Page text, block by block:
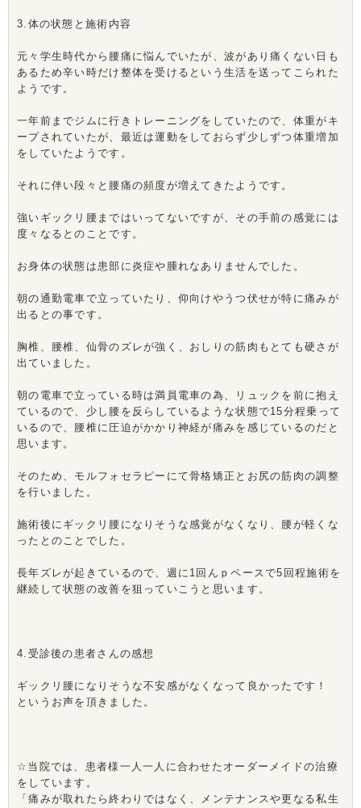
3.体の状態と施術内容
元々学生時代から腰痛に悩んでいたが、波があり痛くない日も
あるため辛い時だけ整体を受けるという生活を送ってこられた
ようです。
一年前までジムに行きトレーニングをしていたので、体重がキ
ープされていたが、最近は運動をしておらず少しずつ体重増加
をしていたようです。
それに伴い段々と腰痛の頻度が増えてきたようです。
強いギックリ腰まではいってないですが、その手前の感覚には
度々なるとのことです。
お身体の状態は患部に炎症や腫れなありませんでした。
朝の通勤電車で立っていたり、仰向けやうつ伏せが特に痛みが
出るとの事です。
胸椎、腰椎、仙骨のズレが強く、おしりの筋肉もとても硬さが
出ていました。
朝の電車で立っている時は満員電車の為、リュックを前に抱え
ているので、少し腰を反らしているような状態で15分程乗って
いるので、腰椎に圧迫がかかり神経が痛みを感じているのだと
思います。
そのため、モルフォセラピーにて骨格矯正とお尻の筋肉の調整
を行いました。
施術後にギックリ腰になりそうな感覚がなくなり、腰が軽くな
ったとのことでした。
長年ズレが起きているので、週に1回んｐペースで5回程施術を
継続して状態の改善を狙っていこうと思います。
4.受診後の患者さんの感想
ギックリ腰になりそうな不安感がなくなって良かったです！
というお声を頂きました。
☆当院では、患者様一人一人に合わせたオーダーメイドの治療
をしています。
「痛みが取れたら終わりではなく、メンテナンスや更なる私生